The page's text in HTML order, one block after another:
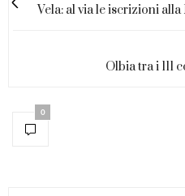
Vela: al via le iscrizioni
Olbia tra i 111
0